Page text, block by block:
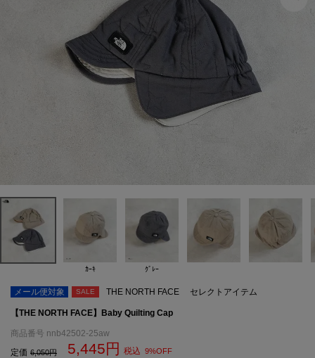
ｶｰｷ ｸﾞﾚｰ
メール便対象 SALE THE NORTH FACE セレクトアイテム
【THE NORTH FACE】Baby Quilting Cap
商品番号 nnb42502-25aw
定価 6,050 5,445 税込 9%OFF